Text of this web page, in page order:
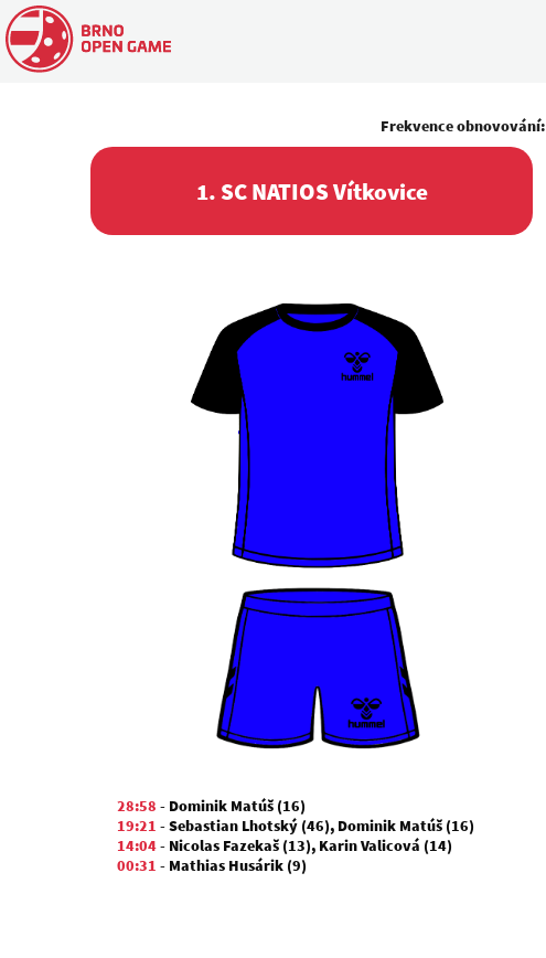
Frekvence obnovování:
1. SC NATIOS Vítkovice
28:58 - Dominik Matúš (16)
19:21 -Sebastian Lhotský (46), Dominik Matúš (16)
14:04- Nicolas Fazekaš (13), Karin Valicová (14)
00:31 - Mathias Husárik (9)